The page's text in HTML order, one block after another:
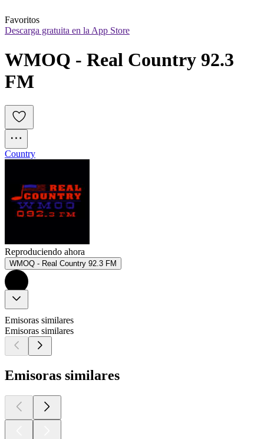
Favoritos
Descarga gratuita en la App Store
WMOQ - Real Country 92.3
FM
Country
Reproduciendo ahora
WMOQ - Real Country 92.3 FM
Emisoras similares
Emisoras similares
Emisoras similares